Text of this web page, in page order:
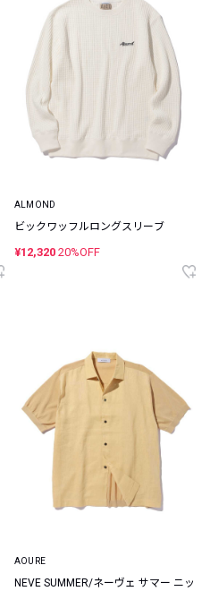
ALMOND
ビックワッフルロングスリーブ
¥12,320 20%OFF
AOURE
NEVE SUMMER/ネーヴェ サマー ニッ